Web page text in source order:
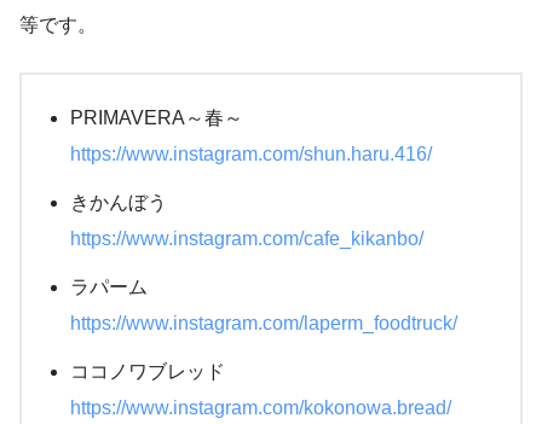
等です。
PRIMAVERA～春～
https://www.instagram.com/shun.haru.416/
きかんぼう
https://www.instagram.com/cafe_kikanbo/
ラパーム
https://www.instagram.com/laperm_foodtruck/
ココノワブレッド
https://www.instagram.com/kokonowa.bread/